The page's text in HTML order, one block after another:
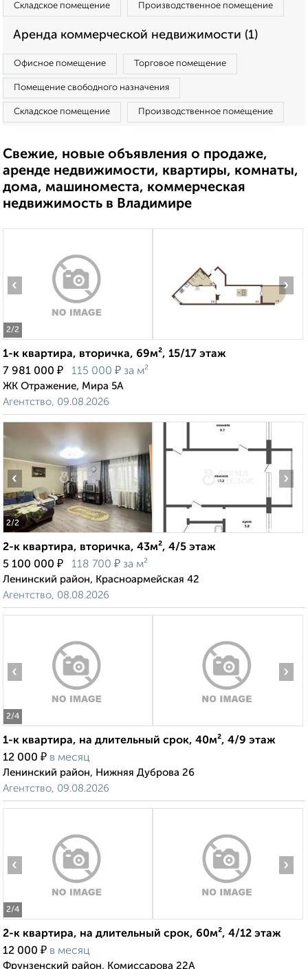
Складское помещение Производственное помещение
Аренда коммерческой недвижимости (1)
Офисное помещение Торговое помещение
Помещение свободного назначения
Складское помещение Производственное помещение
Свежие, новые объявления о продаже,
аренде недвижимости, квартиры, комнаты,
дома, машиноместа, коммерческая
недвижимость в Владимире
2/2
‹ ›
1-к квартира, вторичка, 69м², 15/17 этаж
7 981 000 ₽ 115 000 ₽ за м²
ЖК Отражение, Мира 5А
Агентство, 09.08.2026
2/2
‹ ›
2-к квартира, вторичка, 43м², 4/5 этаж
5 100 000 ₽ 118 700 ₽ за м²
Ленинский район, Красноармейская 42
Агентство, 08.08.2026
2/4
‹ ›
1-к квартира, на длительный срок, 40м², 4/9 этаж
12 000 ₽ в месяц
Ленинский район, Нижняя Дуброва 26
Агентство, 09.08.2026
2/4
‹ ›
2-к квартира, на длительный срок, 60м², 4/12 этаж
12 000 ₽ в месяц
Фрунзенский район, Комиссарова 22А